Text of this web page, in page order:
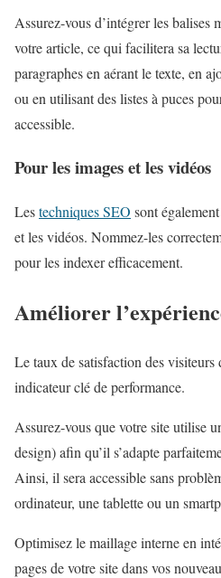
Assurez-vous d’intégrer les
votre article, ce qui facilitera sa
paragraphes en aérant le texte, en
ou en utilisant des listes à puces
accessible.
Pour les images et les vidéos
Lestechniques SEO sont
et les vidéos. Nommez-les
pour les indexer efficacement.
Améliorer
Le taux de satisfaction des visiteurs
indicateur clé de performance.
Assurez-vous que votre site utilise
design) afin qu’il s’adapte
Ainsi, il sera accessible sans
ordinateur, une tablette ou un
Optimisez le maillage interne en
pages de votre site dans vos